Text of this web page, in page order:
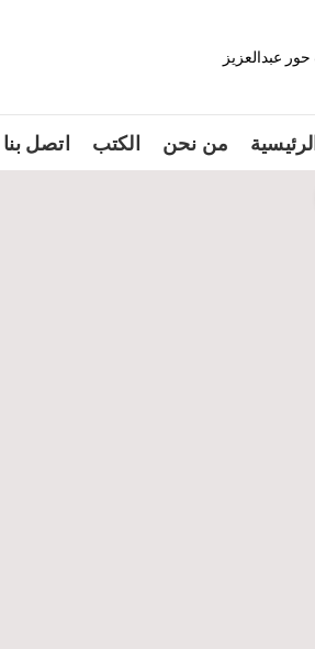
من نحن الكتب اتصل بنا